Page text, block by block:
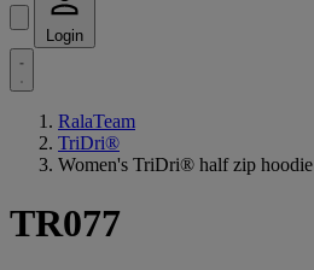
Login
RalaTeam
TriDri®
Women's TriDri® half zip hoodie
TR077